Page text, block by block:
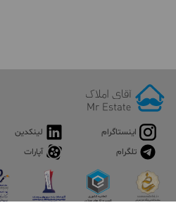
اینستاگرام لینکدین
تلگرام
آپارات